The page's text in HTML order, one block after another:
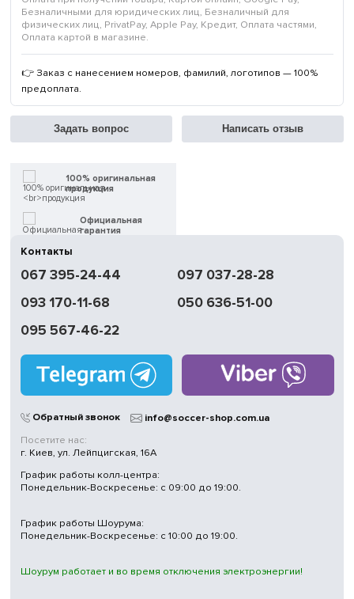
Безналичными для юридических лиц, Безналичный для
физических лиц, PrivatPay, Apple Pay, Кредит, Оплата частями,
Оплата картой в магазине.
👉 Заказ с нанесением номеров, фамилий, логотипов — 100%
предоплата.
Задать вопрос Написать отзыв
100% оригинальная
продукция
Официальная
гарантия
доставка
Обмен | Возвращение
без выходных
Магазины
в Киеве
Контакты
067 395-24-44
097 037-28-28
093 170-11-68
050 636-51-00
095 567-46-22
Обратный звонок
info@soccer-shop.com.ua
Посетите нас:
г. Киев, ул. Лейпцигская, 16А
График работы колл-центра:
Понедельник-Воскресенье: с 09:00 до 19:00.
График работы Шоурума:
Понедельник-Воскресенье: с 10:00 до 19:00.
Шоурум работает и во время отключения электроэнергии!